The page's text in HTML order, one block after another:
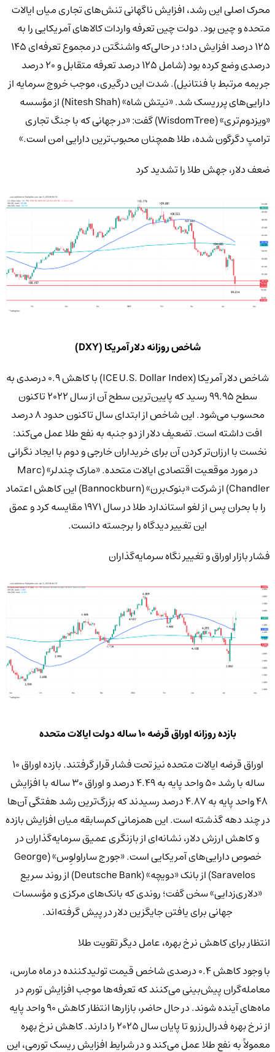
محرک اصلی این رشد، افزایش ناگهانی تنش‌های تجاری میان ایالات
متحده و چین بود. دولت چین تعرفه واردات کالاهای آمریکایی را به
۱۲۵ درصد افزایش داد؛ در حالی‌که واشنگتن در مجموع تعرفه‌ای ۱۴۵
درصدی وضع کرده بود (شامل ۱۲۵ درصد تعرفه متقابل و ۲۰ درصد
جریمه مرتبط با فنتانیل). شدت این درگیری، موجب خروج سرمایه از
دارایی‌های پرریسک شد. «نیتش شاه» (Nitesh Shah) از مؤسسه
«ویزدوم‌تری» (WisdomTree) گفت: «در جهانی که با جنگ تجاری
ترامپ دگرگون شده، طلا همچنان محبوب‌ترین دارایی امن است.»
ضعف دلار، جهش طلا را تشدید کرد
شاخص روزانه دلار آمریکا (DXY)
شاخص دلار آمریکا (ICE U.S. Dollar Index) با کاهش ۰.۹ درصدی به
سطح ۹۹.۹۵ رسید که پایین‌ترین سطح آن از سال ۲۰۲۲ تاکنون
محسوب می‌شود. این شاخص از ابتدای سال تاکنون حدود ۸ درصد
افت داشته است. تضعیف دلار از دو جنبه به نفع طلا عمل می‌کند:
نخست با ارزان‌تر کردن آن برای خریداران خارجی و دوم با ایجاد نگرانی
در مورد موقعیت اقتصادی ایالات متحده. «مارک چندلر» (Marc
Chandler) از شرکت «بنوک‌برن» (Bannockburn) این کاهش اعتماد
را با بحران پس از لغو استاندارد طلا در سال ۱۹۷۱ مقایسه کرد و عمق
این تغییر دیدگاه را برجسته دانست.
فشار بازار اوراق و تغییر نگاه سرمایه‌گذاران
بازده روزانه اوراق قرضه 10 ساله دولت ایالات متحده
اوراق قرضه ایالات متحده نیز تحت فشار قرار گرفتند. بازده اوراق ۱۰
ساله با رشد ۵۰ واحد پایه به ۴.۴۹ درصد و اوراق ۳۰ ساله با افزایش
۴۸ واحد پایه به ۴.۸۷ درصد رسیدند که بزرگ‌ترین رشد هفتگی آن‌ها
در چند دهه گذشته است. این همزمانی کم‌سابقه میان افزایش بازده
و کاهش ارزش دلار، نشانه‌ای از بازنگری عمیق سرمایه‌گذاران در
خصوص دارایی‌های آمریکایی است. «جورج ساراولوِس» (George
Saravelos) از بانک «دویچه» (Deutsche Bank) از روند سریع
«دلاری‌زدایی» سخن گفت؛ روندی که بانک‌های مرکزی و مؤسسات
جهانی برای یافتن جایگزین دلار در پیش گرفته‌اند.
انتظار برای کاهش نرخ بهره، عامل دیگر تقویت طلا
با وجود کاهش ۰.۴ درصدی شاخص قیمت تولیدکننده در ماه مارس،
معامله‌گران پیش‌بینی می‌کنند که تعرفه‌ها موجب افزایش تورم در
ماه‌های آینده شوند. در حال حاضر، بازارها انتظار کاهش ۹۰ واحد پایه
از نرخ بهره فدرال‌رزرو تا پایان سال ۲۰۲۵ را دارند. کاهش نرخ بهره
معمولاً به نفع طلا عمل می‌کند و در شرایط افزایش ریسک تورمی، این